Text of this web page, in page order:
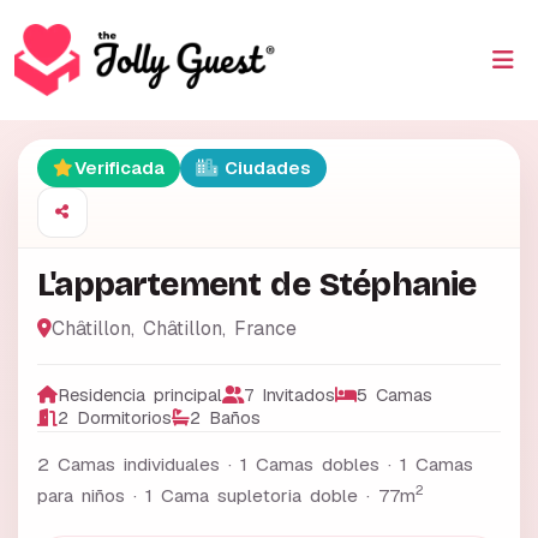
Verificada Ciudades
L'appartement de Stéphanie
Châtillon, Châtillon, France
Residencia principal 7 Invitados
5 Camas
2 Dormitorios
2 Baños
2 Camas individuales · 1 Camas dobles · 1 Camas
para niños · 1 Cama supletoria doble · 77m2